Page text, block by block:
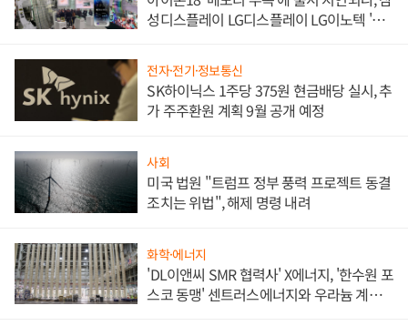
성디스플레이 LG디스플레이 LG이노텍 '탈
전자·전기·정보통신
SK하이닉스 1주당 375원 현금배당 실시, 추
가 주주환원 계획 9월 공개 예정
사회
미국 법원 "트럼프 정부 풍력 프로젝트 동결
조치는 위법", 해제 명령 내려
화학·에너지
'DL이앤씨 SMR 협력사' X에너지, '한수원 포
스코 동맹' 센트러스에너지와 우라늄 계약